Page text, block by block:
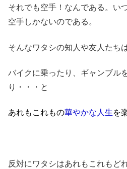
それでも空手！なんである。い
空手しかないのである。
そんなワタシの知人や友人たちは
バイクに乗ったり、ギャンブル
り・・・と
あれもこれもの華やかな人生を
反対にワタシはあれもこれもど